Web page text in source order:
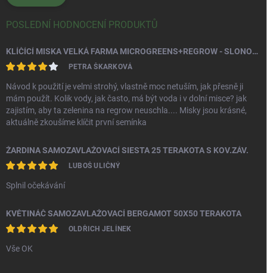
POSLEDNÍ HODNOCENÍ PRODUKTŮ
KLÍČÍCÍ MISKA VELKÁ FARMA MICROGREENS+REGROW - SLONOVÁ KOST
PETRA ŠKARKOVÁ
Návod k použití je velmi strohý, vlastně moc netuším, jak přesně ji
mám použít. Kolik vody, jak často, má být voda i v dolní misce? jak
zajistím, aby ta zelenina na regrow neuschla.... Misky jsou krásné,
aktuálně zkoušíme klíčit první semínka
ŽARDINA SAMOZAVLAŽOVACÍ SIESTA 25 TERAKOTA S KOV.ZÁV.
LUBOŠ ULIČNÝ
Splnil očekávání
KVĚTINÁČ SAMOZAVLAŽOVACÍ BERGAMOT 50X50 TERAKOTA
OLDŘICH JELÍNEK
Vše OK